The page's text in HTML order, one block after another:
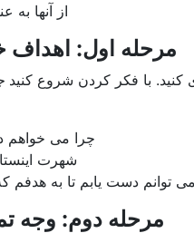
از آنها به
مرحله اول:
کنید. با فکر کردن شروع کنید
چرا می خواهم
شهرت
توانم دست یابم تا به هدفم
مرحله دوم: وجه